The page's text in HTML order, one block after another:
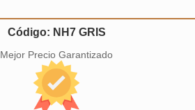
Código: NH7 GRIS
Mejor Precio Garantizado